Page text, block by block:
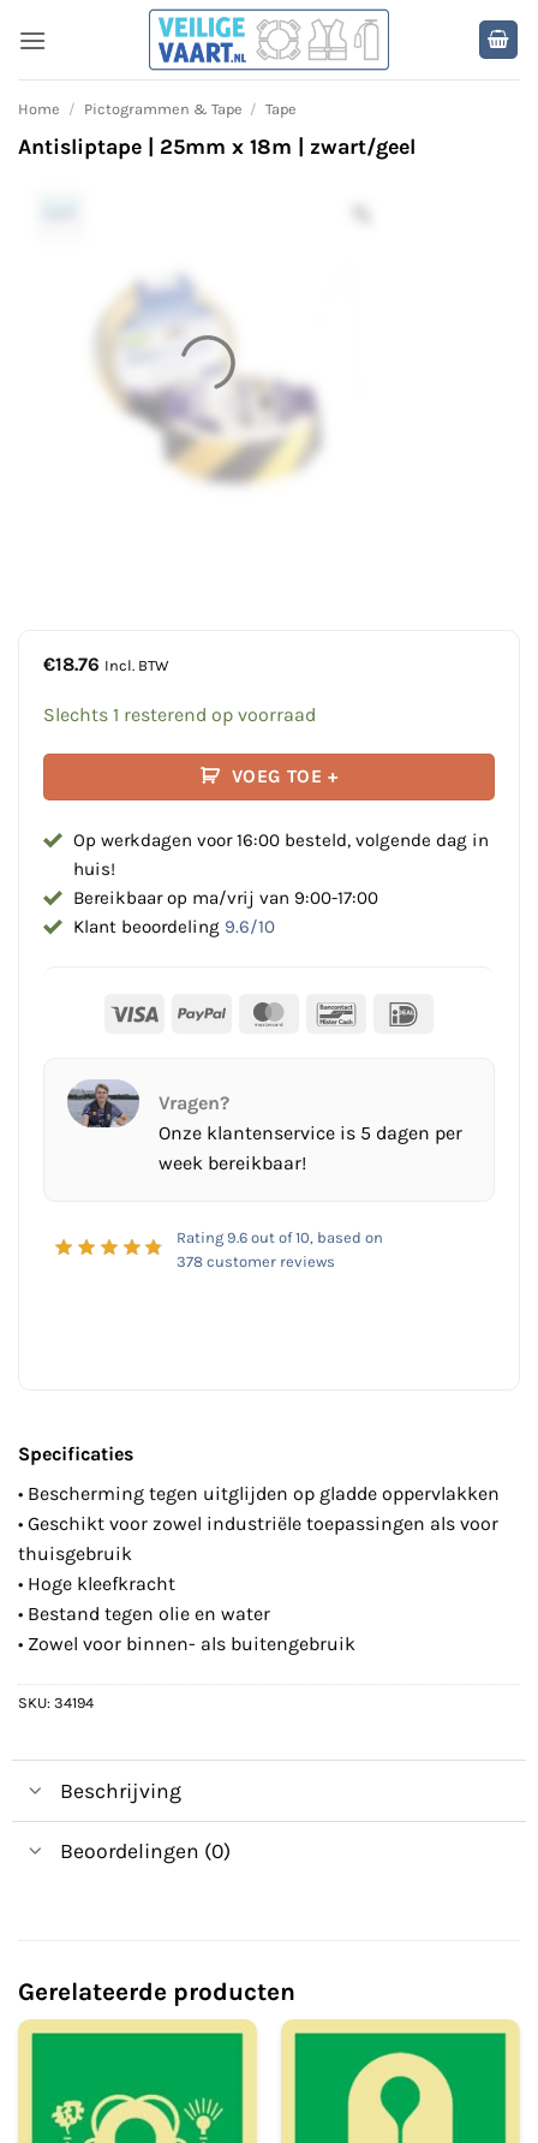
naar
inhoud
Home / Pictogrammen & Tape / Tape
Antisliptape | 25mm x 18m | zwart/geel
€18.76 Incl. BTW
Slechts 1 resterend op voorraad
VOEG TOE +
Op werkdagen voor 16:00 besteld, volgende dag in
huis!
Bereikbaar op ma/vrij van 9:00-17:00
Klant beoordeling 9.6/10
Visa PayPal MasterCardBancontact
Vragen?
Onze klantenservice is 5 dagen per
week bereikbaar!
Rating 9.6out of 10, based on
378customer reviews
Specificaties
• Bescherming tegen uitglijden op gladde oppervlakken
• Geschikt voor zowel industriële toepassingen als voor
thuisgebruik
• Hoge kleefkracht
• Bestand tegen olie en water
• Zowel voor binnen- als buitengebruik
SKU: 34194
Beschrijving
Beoordelingen (0)
Gerelateerde producten